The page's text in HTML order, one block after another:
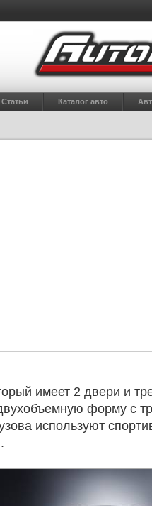
Статьи Каталог авто
имеет 2 двери и
форму с
используют